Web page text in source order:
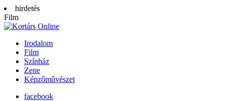
hirdetés
Film
Irodalom
Film
Színház
Zene
Képzőművészet
facebook